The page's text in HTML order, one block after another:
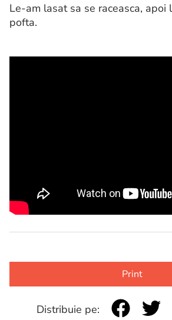
Le-am lasat sa se raceasca, apoi
pofta.
Print
Distribuie pe: